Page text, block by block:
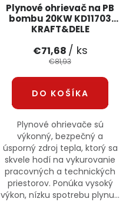
Plynové ohrievač na PB
bombu 20KW KD11703
KRAFT&DELE
€71,68 / ks
€81,93
DO KOŠÍKA
Plynové ohrievače sú
výkonný, bezpečný a
úsporný zdroj tepla, ktorý sa
skvele hodí na vykurovanie
pracovných a technických
priestorov. Ponúka vysoký
výkon, nízku spotrebu plynu...